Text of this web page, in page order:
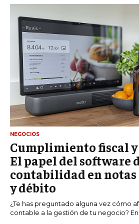
NEGOCIOS
Cumplimiento fiscal
El papel del software
contabilidad en notas
y débito
¿Te has preguntado alguna vez cómo
contable a la gestión de tu negocio? En